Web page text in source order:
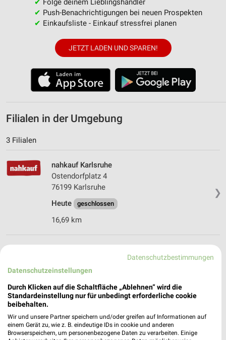
✔ Folge deinem Lieblingshändler
✔ Push-Benachrichtigungen bei neuen Prospekten
✔ Einkaufsliste - Einkauf stressfrei planen
JETZT LADEN UND SPAREN!
Filialen in der Umgebung
3 Filialen
❯
nahkauf Karlsruhe
Ostendorfplatz 4
76199 Karlsruhe
Heute
geschlossen
16,69 km
75015 Bretten
Heute geschlossen
nahkauf Weingarten
Datenschutzbestimmungen
Datenschutzeinstellungen
Durch Klicken auf die Schaltfläche „Ablehnen“ wird die
Standardeinstellung nur für unbedingt erforderliche cookie
beibehalten.
Wir und unsere Partner speichern und/oder greifen auf Informationen auf
einem Gerät zu, wie z. B. eindeutige IDs in cookie und anderen
Browserspeichern, um personenbezogene Daten zu verarbeiten. Einige